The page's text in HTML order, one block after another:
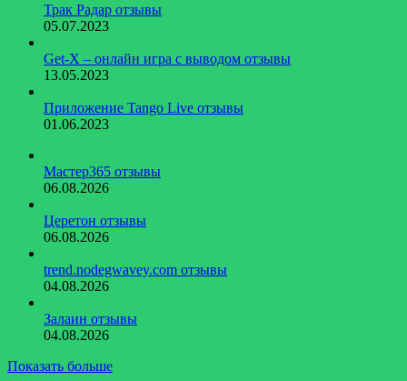
Трак Радар отзывы
05.07.2023
Get-X – онлайн игра с выводом отзывы
13.05.2023
Приложение Tango Live отзывы
01.06.2023
Мастер365 отзывы
06.08.2026
Церетон отзывы
06.08.2026
trend.nodegwavey.com отзывы
04.08.2026
Залаин отзывы
04.08.2026
Показать больше